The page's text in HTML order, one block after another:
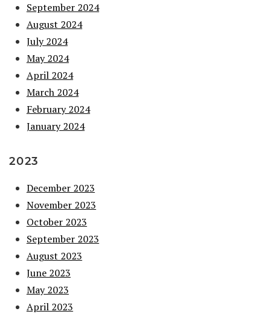
September 2024
August 2024
July 2024
May 2024
April 2024
March 2024
February 2024
January 2024
2023
December 2023
November 2023
October 2023
September 2023
August 2023
June 2023
May 2023
April 2023